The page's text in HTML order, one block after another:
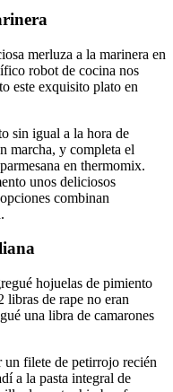
merluza a la marinera en
robot de cocina nos
este exquisito plato en
sin igual a la hora de
marcha, y completa el
en thermomix.
unos deliciosos
combinan
hojuelas de pimiento
de rape no eran
una libra de camarones
un filete de petirrojo recién
a la pasta integral de